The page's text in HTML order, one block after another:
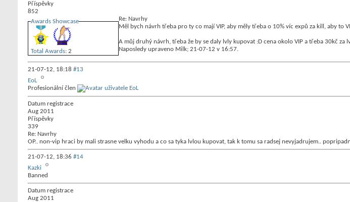
Příspěvky
852
Awards Showcase
Total Awards: 2
Re: Navrhy
Měl bych návrh třeba pro ty co mají VIP, aby měly třeba o 10% víc expů za kill, aby to
A můj druhý návrh, třeba že by se daly lvly kupovat :D cena okolo VIP a třeba 30kč za
Naposledy upraveno Milk; 21-07-12 v 16:57.
21-07-12, 18:18 #13
EoL
Profesionální člen
Datum registrace
Aug 2011
Příspěvky
339
Re: Navrhy
OP.. non-vip hraci by mali strasne velku vyhodu a co sa tyka lvlou kupovat, tak k tomu sa radsej nevyjadrujem..
21-07-12, 18:36 #14
Kazki
Banned
Datum registrace
Aug 2011